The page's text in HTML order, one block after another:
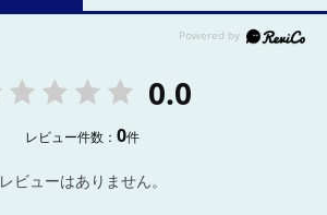
0.0
レビュー件数：0件
レビューはありません。